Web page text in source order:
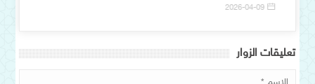
2026-04-09
تعلیقات الزوار